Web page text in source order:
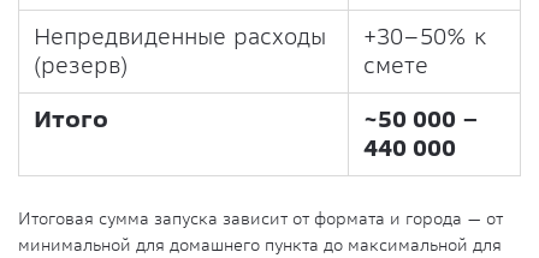
Непредвиденные расходы
(резерв)
+30–50% к
смете
Итого
~50 000 –
440 000
Итоговая сумма запуска зависит от формата и города — от
минимальной для домашнего пункта до максимальной для